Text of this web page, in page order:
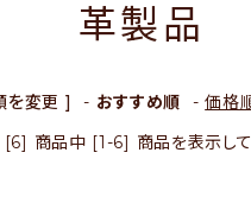
アップサイクル
￥10,000〜￥14,999
バングラデシュ
革製品
を変更 ] - おすすめ順 -価格
[6] 商品中 [1-6] 商品を表示し